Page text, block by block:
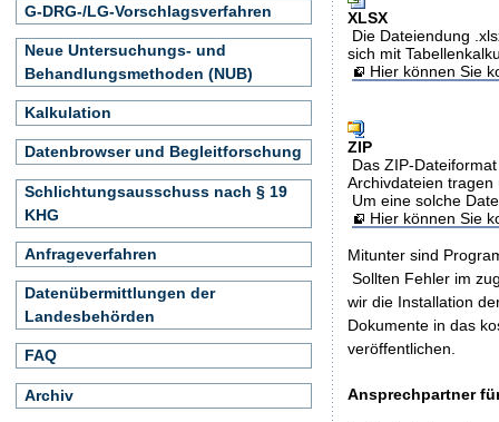
XLSX
Die Dateiendung
sich mit
Hier können Sie
ZIP
Das ZIP-
Archivdateien
Um eine solche
Hier können Sie
Mitunter sind
Sollten Fehler im
wir die Installation
Dokumente in das
veröffentlichen.
Ansprechpartner
G-DRG-/LG-Vorschlagsverfahren
Neue Untersuchungs- und
Behandlungsmethoden (NUB)
Kalkulation
Datenbrowser und Begleitforschung
Schlichtungsausschuss nach § 19
KHG
Anfrageverfahren
Datenübermittlungen der
Landesbehörden
FAQ
Archiv